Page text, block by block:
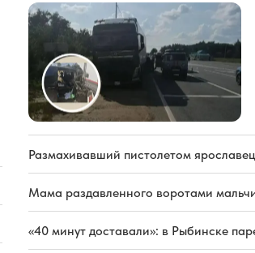
Размахивавший пистолетом
Мама раздавленного воротами
«40 минут доставали»: в Рыбинске